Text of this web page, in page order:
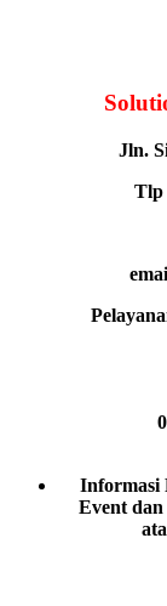
Jln.
Tlp
Informasi
Event